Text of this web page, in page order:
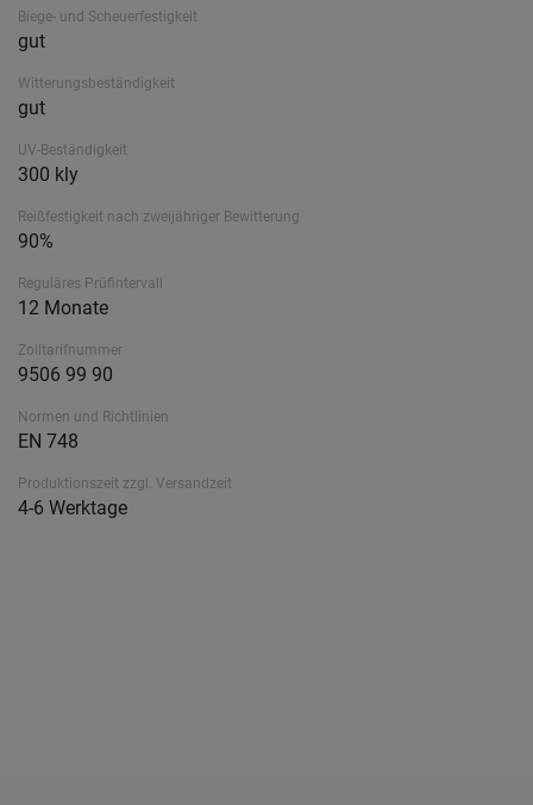
Biege- und Scheuerfestigkeit
gut
Witterungsbeständigkeit
gut
UV-Beständigkeit
300 kly
Reißfestigkeit nach zweijähriger Bewitterung
90%
Reguläres Prüfintervall
12 Monate
Zolltarifnummer
9506 99 90
Normen und Richtlinien
EN 748
Produktionszeit zzgl. Versandzeit
4-6 Werktage